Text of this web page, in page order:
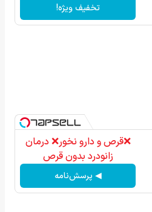
تخفیف ویژه!
❌قرص‌ و دارو نخور❌ درمان
زانودرد بدون قرص
◀ پرسش‌نامه